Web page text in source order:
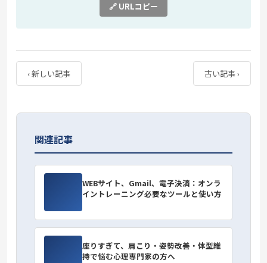
🔗 URLコピー
‹ 新しい記事 古い記事 ›
関連記事
WEBサイト、Gmail、電子決済：オンラ
イントレーニング必要なツールと使い方
座りすぎて、肩こり・姿勢改善・体型維
持で悩む心理専門家の方へ